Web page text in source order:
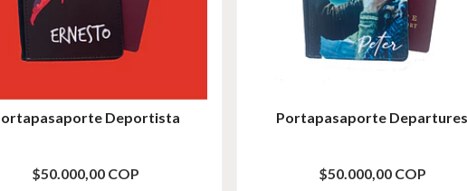
Deportista
$50.000,00 COP
Portapasaporte Departures
$50.000,00 COP